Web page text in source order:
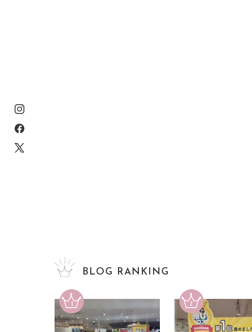
BLOG RANKING